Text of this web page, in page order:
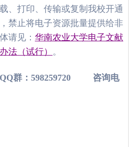
、打印、传输或复制我校开通
禁止将电子资源批量提供给非
请见： 华南农业大学电子文献
法（试行） 。
QQ群： 598259720 咨询电